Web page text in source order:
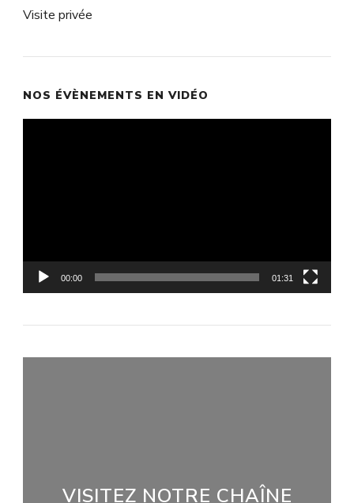
Visite privée
NOS ÉVÈNEMENTS EN VIDÉO
00:00 01:31
VISITEZ NOTRE CHAÎNE